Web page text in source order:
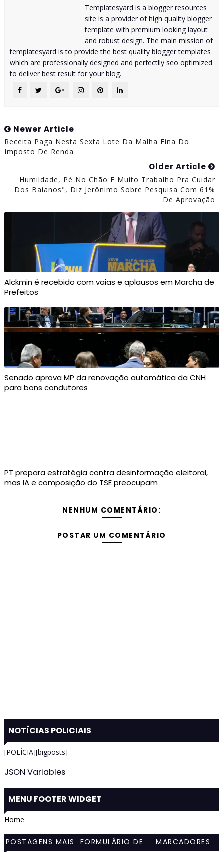
Templatesyard is a blogger resources
site is a provider of high quality blogger
template with premium looking layout
and robust design. The main mission of
templatesyard is to provide the best quality blogger templates
which are professionally designed and perfectlly seo optimized
to deliver best result for your blog.
Newer Article
Receita Paga Nesta Sexta Lote Da Malha Fina Do
Imposto De Renda
Older Article
Humildade, Pé No Chão E Muito Trabalho Pra Cuidar
Dos Baianos", Diz Jerônimo Sobre Pesquisa Com 61%
De Aprovação
Alckmin é recebido com vaias e aplausos em Marcha de
Prefeitos
Senado aprova MP da renovação automática da CNH
para bons condutores
PT prepara estratégia contra desinformação eleitoral,
mas IA e composição do TSE preocupam
NENHUM COMENTÁRIO:
POSTAR UM COMENTÁRIO
NOTÍCIAS POLICIAIS
[POLÍCIA][bigposts]
JSON Variables
MENU FOOTER WIDGET
Home
POSTAGENS MAIS
FORMULÁRIO DE
MARCADORES